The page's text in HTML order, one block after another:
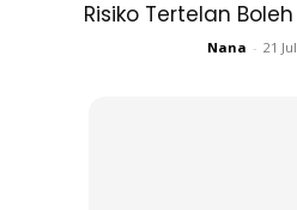
Risiko Tertelan
Nana - 21